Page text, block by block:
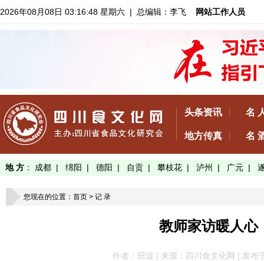
2026年08月08日 03:16:49 星期六 | 总编辑：李飞 网站工作人员
头条资讯 名
地方传真 名
地 方 ： 成都 | 绵阳 | 德阳 | 自贡 | 攀枝花 | 泸州 | 广元 |
您现在的位置： 首页 > 记 录
教师家访暖人心
作者：田波 | 来源：四川食文化网 | 发